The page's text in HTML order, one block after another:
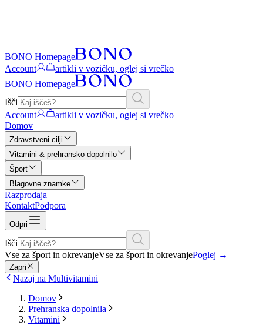
BONO Homepage
Account
artikli v vozičku, oglej si vrečko
BONO Homepage
Išči
Account
artikli v vozičku, oglej si vrečko
Domov
Zdravstveni cilji
Vitamini & prehransko dopolnilo
Šport
Blagovne znamke
Razprodaja
KontaktPodpora
Odpri
Išči
Vse za šport in okrevanjeVse za šport in okrevanjePoglej →
Zapri
Nazaj na Multivitamini
Domov
Prehranska dopolnila
Vitamini